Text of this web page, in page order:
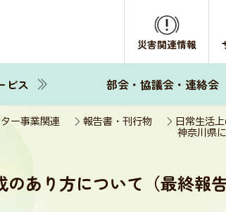
災害関連情報
ビス 部会・協議会・連絡会
日常生活
報告書・刊行物
ー事業関連
神奈川県
あり方について（最終報